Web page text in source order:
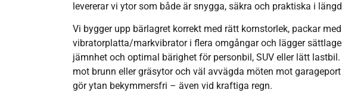
levererar vi ytor som både är snygga, säkra och praktiska i
Vi bygger upp bärlagret korrekt med rätt kornstorlek, packar med
vibratorplatta/markvibrator i flera omgångar och lägger
jämnhet och optimal bärighet för personbil, SUV eller lätt lastbil.
mot brunn eller gräsytor och väl avvägda möten mot
gör ytan bekymmersfri – även vid kraftiga regn.